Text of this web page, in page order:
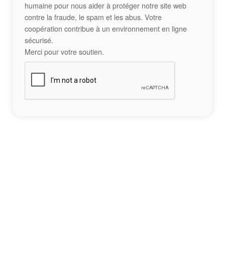
humaine pour nous aider à protéger notre site web
contre la fraude, le spam et les abus. Votre
coopération contribue à un environnement en ligne
sécurisé.
Merci pour votre soutien.